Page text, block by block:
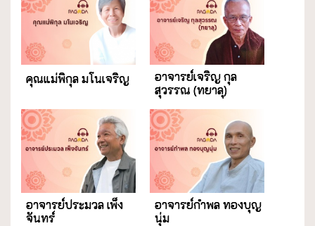
คุณแม่พิกุล มโนเจริญ
อาจารย์เจริญ กุล
สุวรรณ (ทยาลุ)
อาจารย์ประมวล เพ็ง
จันทร์
อาจารย์กำพล ทองบุญ
นุ่ม